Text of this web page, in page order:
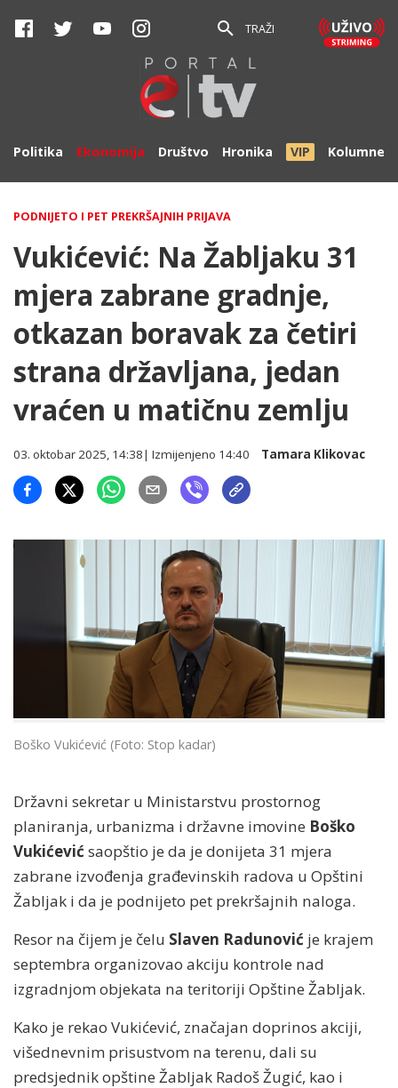
TRAŽI
Politika Ekonomija Društvo Hronika VIP Kolumne
PODNIJETO I PET PREKRŠAJNIH PRIJAVA
Vukićević: Na Žabljaku 31
mjera zabrane gradnje,
otkazan boravak za četiri
strana državljana, jedan
vraćen u matičnu zemlju
03. oktobar 2025, 14:38| Izmijenjeno 14:40 Tamara Klikovac
Boško Vukićević (Foto: Stop kadar)
Državni sekretar u Ministarstvu prostornog
planiranja, urbanizma i državne imovine Boško
Vukićević saopštio je da je donijeta 31 mjera
zabrane izvođenja građevinskih radova u Opštini
Žabljak i da je podnijeto pet prekršajnih naloga.
Resor na čijem je čelu Slaven Radunović je krajem
septembra organizovao akciju kontrole nad
izgradnjom objekata na teritoriji Opštine Žabljak.
Kako je rekao Vukićević, značajan doprinos akciji,
višednevnim prisustvom na terenu, dali su
predsjednik opštine Žabljak Radoš Žugić, kao i